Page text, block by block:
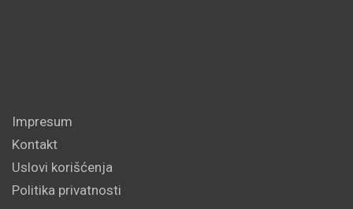
Impresum
Kontakt
Uslovi korišćenja
Politika privatnosti